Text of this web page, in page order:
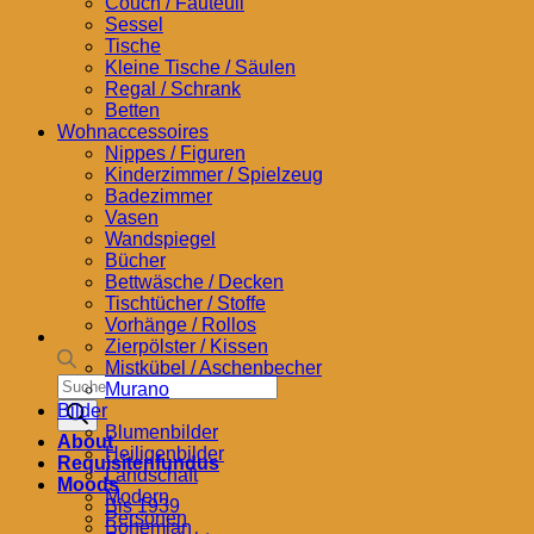
Products
search
About
Requisitenfundus
Moods
Bis 1939
Bohemian
Sessel
Tische
Kleine Tische / Säulen
Regal / Schrank
Betten
Wohnaccessoires
Nippes / Figuren
Kinderzimmer / Spielzeug
Badezimmer
Vasen
Wandspiegel
Bücher
Bettwäsche / Decken
Tischtücher / Stoffe
Vorhänge / Rollos
Zierpölster / Kissen
Mistkübel / Aschenbecher
Murano
Bilder
Blumenbilder
Heiligenbilder
Landschaft
Modern
Personen